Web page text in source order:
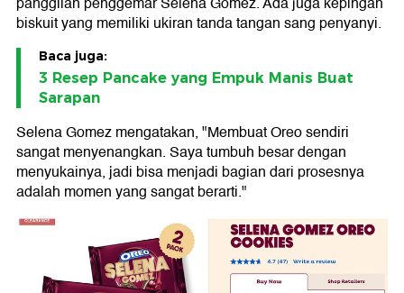
biskuit yang memiliki ukiran tanda tangan sang penyanyi.
Baca juga:
3 Resep Pancake yang Empuk Manis Buat
Sarapan
Selena Gomez mengatakan, "Membuat Oreo sendiri
sangat menyenangkan. Saya tumbuh besar dengan
menyukainya, jadi bisa menjadi bagian dari prosesnya
adalah momen yang sangat berarti."